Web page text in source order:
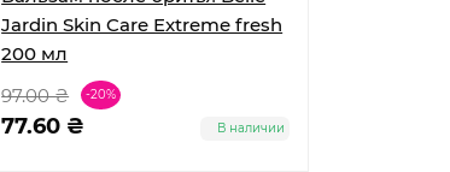
Jardin Skin Care Extreme fresh
200 мл
97.00 ₴
-20%
77.60 ₴ В наличии